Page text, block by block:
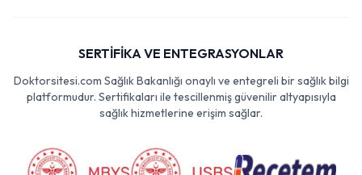
SERTİFİKA VE ENTEGRASYONLAR
Doktorsitesi.com Sağlık Bakanlığı onaylı ve entegreli bir sağlık bilgi
platformudur. Sertifikaları ile tescillenmiş güvenilir altyapısıyla
sağlık hizmetlerine erişim sağlar.